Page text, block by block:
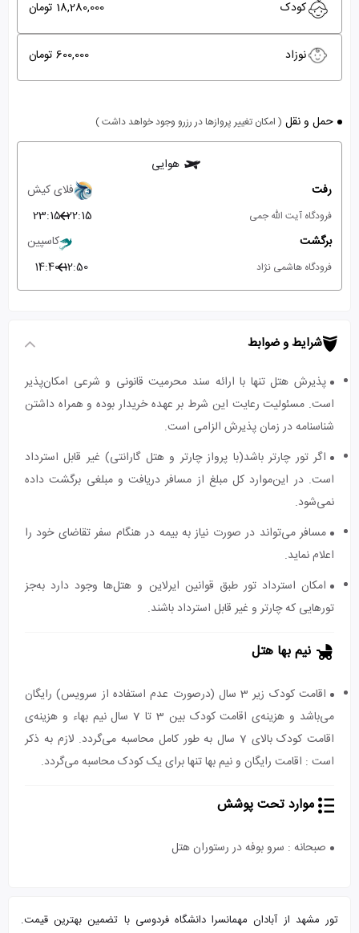
کودک 18,280,000 تومان
نوزاد 600,000 تومان
حمل و نقل ( امکان تغییر پروازها در رزرو وجود خواهد داشت )
هوایی
رفت
فلای کیش
فرودگاه آیت الله جمی 22:15
23:15
برگشت
کاسپین
فرودگاه هاشمی نژاد 12:50
14:40
شرایط و ضوابط
پذیرش هتل تنها با ارائه سند محرمیت قانونی و شرعی امکان‌پذیر
است. مسئولیت رعایت این شرط بر عهده خریدار بوده و همراه داشتن
شناسنامه در زمان پذیرش الزامی است.
اگر تور چارتر باشد(با پرواز چارتر و هتل گارانتی) غیر قابل استرداد
است. در این‌موارد کل مبلغ از مسافر دریافت و مبلغی برگشت داده
نمی‌شود.
مسافر می‌تواند در صورت نیاز به بیمه در هنگام سفر تقاضای خود را
اعلام نماید.
امکان استرداد تور طبق قوانین ایرلاین و هتل‌ها وجود دارد به‌جز
تورهایی که چارتر و غیر قابل استرداد باشند.
نیم بها هتل
اقامت کودک زیر 3 سال (درصورت عدم استفاده از سرویس) رایگان
می‌باشد و هزینه‌ی اقامت کودک بین 3 تا 7 سال نیم بهاء و هزینه‌ی
اقامت کودک بالای 7 سال به طور کامل محاسبه می‌گردد. لازم به ذکر
است : اقامت رایگان و نیم بها تنها برای یک کودک محاسبه می‌گردد.
موارد تحت پوشش
صبحانه : سرو بوفه در رستوران هتل
تور مشهد از آبادان مهمانسرا دانشگاه فردوسی با تضمین بهترین قیمت.